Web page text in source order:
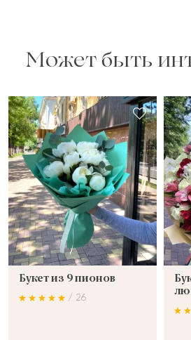
Может быть
Букет из 9 пионов
/ 26